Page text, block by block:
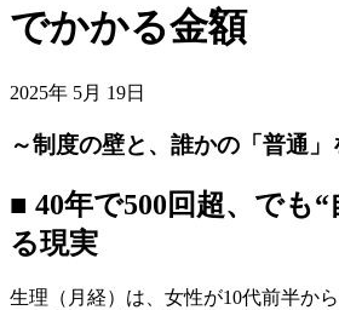
でかかる金額
2025年 5月 19日
～制度の壁と、誰かの「普通
■ 40年で500回超、でも“
る現実
生理（月経）は、女性が10代前半か